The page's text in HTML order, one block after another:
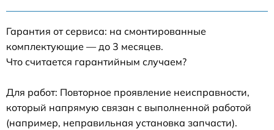
Гарантия от сервиса: на смонтированные
комплектующие — до 3 месяцев.
Что считается гарантийным случаем?
Для работ: Повторное проявление неисправности,
который напрямую связан с выполненной работой
(например, неправильная установка запчасти).